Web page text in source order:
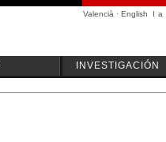
Valencià · English I a
INVESTIGACIÓN